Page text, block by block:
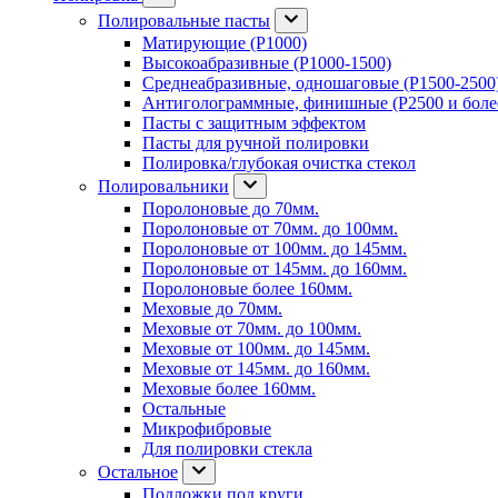
Полировальные пасты
Матирующие (P1000)
Высокоабразивные (P1000-1500)
Среднеабразивные, одношаговые (P1500-
Антиголограммные, финишные (P2500 и
Пасты с защитным эффектом
Пасты для ручной полировки
Полировка/глубокая очистка стекол
Полировальники
Поролоновые до 70мм.
Поролоновые от 70мм. до 100мм.
Поролоновые от 100мм. до 145мм.
Поролоновые от 145мм. до 160мм.
Поролоновые более 160мм.
Меховые до 70мм.
Меховые от 70мм. до 100мм.
Меховые от 100мм. до 145мм.
Меховые от 145мм. до 160мм.
Меховые более 160мм.
Остальные
Микрофибровые
Для полировки стекла
Остальное